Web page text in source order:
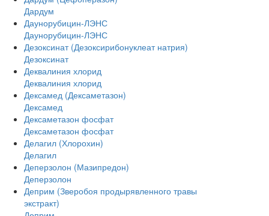
Дардум
Даунорубицин-ЛЭНС
Даунорубицин-ЛЭНС
Дезоксинат (Дезоксирибонуклеат натрия)
Дезоксинат
Деквалиния хлорид
Деквалиния хлорид
Дексамед (Дексаметазон)
Дексамед
Дексаметазон фосфат
Дексаметазон фосфат
Делагил (Хлорохин)
Делагил
Деперзолон (Мазипредон)
Деперзолон
Деприм (Зверобоя продырявленного травы
экстракт)